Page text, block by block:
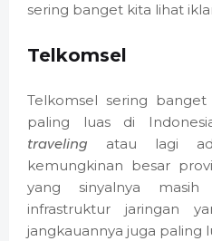
sering banget kita lihat
Telkomsel
Telkomsel sering
paling luas di
traveling atau lagi
kemungkinan besar
yang sinyalnya
infrastruktur jaringan
jangkauannya juga paling